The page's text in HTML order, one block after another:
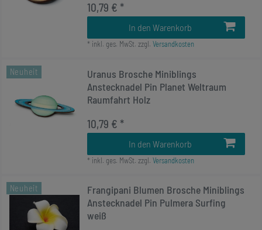
10,79 € *
In den Warenkorb
* inkl. ges. MwSt. zzgl. Versandkosten
Neuheit
Uranus Brosche Miniblings
Anstecknadel Pin Planet Weltraum
Raumfahrt Holz
10,79 € *
In den Warenkorb
* inkl. ges. MwSt. zzgl. Versandkosten
Neuheit
Frangipani Blumen Brosche Miniblings
Anstecknadel Pin Pulmera Surfing
weiß